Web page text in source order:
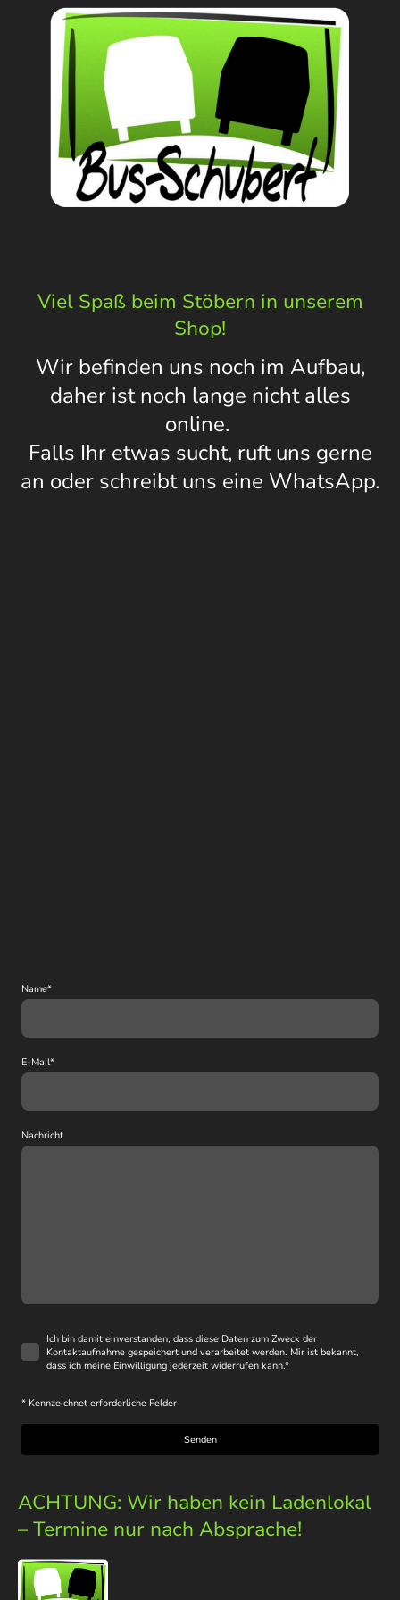
Viel Spaß beim Stöbern in unserem
Shop!
Wir befinden uns noch im Aufbau,
daher ist noch lange nicht alles
online.
Falls Ihr etwas sucht, ruft uns gerne
an oder schreibt uns eine WhatsApp.
Name*
E-Mail*
Nachricht
Ich bin damit einverstanden, dass diese Daten zum Zweck der
Kontaktaufnahme gespeichert und verarbeitet werden. Mir ist bekannt,
dass ich meine Einwilligung jederzeit widerrufen kann.*
* Kennzeichnet erforderliche Felder
Senden
ACHTUNG: Wir haben kein Ladenlokal
– Termine nur nach Absprache!